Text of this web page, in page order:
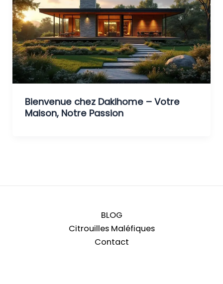
Bienvenue chez Dakihome – Votre
Maison, Notre Passion
BLOG
Citrouilles Maléfiques
Contact